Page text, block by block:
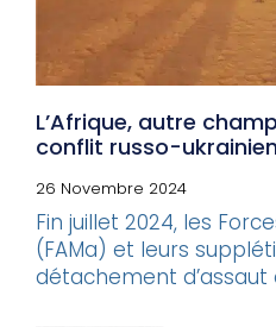
L’Afrique, autre
conflit russo-ukrainien
26 Novembre 2024
Fin juillet 2024, les
(FAMa) et leurs
détachement d’assaut